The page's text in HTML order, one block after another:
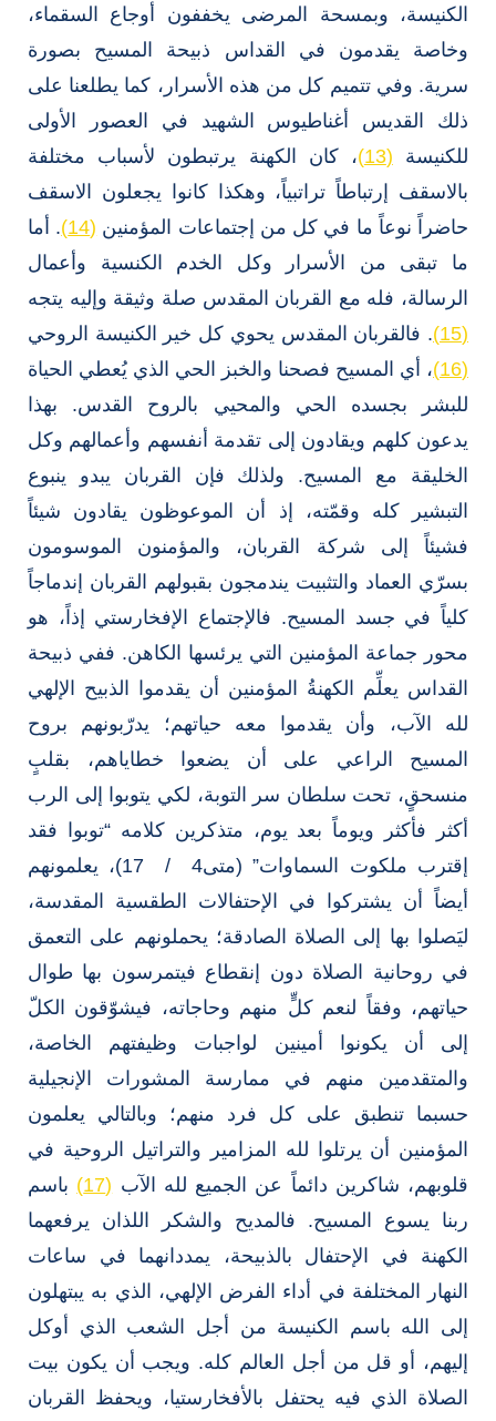
الكنيسة، وبمسحة المرضى يخففون أوجاع السقماء،
وخاصة يقدمون في القداس ذبيحة المسيح بصورة
سرية. وفي تتميم كل من هذه الأسرار، كما يطلعنا على
ذلك القديس أغناطيوس الشهيد في العصور الأولى
للكنيسة (13)
، كان الكهنة يرتبطون لأسباب مختلفة
بالاسقف إرتباطاً تراتبياً، وهكذا كانوا يجعلون الاسقف
حاضراً نوعاً ما في كل من إجتماعات المؤمنين (14)
. أما
ما تبقى من الأسرار وكل الخدم الكنسية وأعمال
الرسالة، فله مع القربان المقدس صلة وثيقة وإليه يتجه
(15)
. فالقربان المقدس يحوي كل خير الكنيسة الروحي
(16)
، أي المسيح فصحنا والخبز الحي الذي يُعطي الحياة
للبشر بجسده الحي والمحيي بالروح القدس. بهذا
يدعون كلهم ويقادون إلى تقدمة أنفسهم وأعمالهم وكل
الخليقة مع المسيح. ولذلك فإن القربان يبدو ينبوع
التبشير كله وقمّته، إذ أن الموعوظون يقادون شيئاً
فشيئاً إلى شركة القربان، والمؤمنون الموسومون
بسرّي العماد والتثبيت يندمجون بقبولهم القربان إندماجاً
كلياً في جسد المسيح. فالإجتماع الإفخارستي إذاً، هو
محور جماعة المؤمنين التي يرئسها الكاهن. ففي ذبيحة
القداس يعلِّم الكهنةُ المؤمنين أن يقدموا الذبيح الإلهي
لله الآب، وأن يقدموا معه حياتهم؛ يدرّبونهم بروح
المسيح الراعي على أن يضعوا خطاياهم، بقلبٍ
منسحقٍ، تحت سلطان سر التوبة، لكي يتوبوا إلى الرب
أكثر فأكثر ويوماً بعد يوم، متذكرين كلامه “توبوا فقد
إقترب ملكوت السماوات” (متى4 / 17)، يعلمونهم
أيضاً أن يشتركوا في الإحتفالات الطقسية المقدسة،
ليَصلوا بها إلى الصلاة الصادقة؛ يحملونهم على التعمق
في روحانية الصلاة دون إنقطاع فيتمرسون بها طوال
حياتهم، وفقاً لنعم كلٍّ منهم وحاجاته، فيشوّقون الكلّ
إلى أن يكونوا أمينين لواجبات وظيفتهم الخاصة،
والمتقدمين منهم في ممارسة المشورات الإنجيلية
حسبما تنطبق على كل فرد منهم؛ وبالتالي يعلمون
المؤمنين أن يرتلوا لله المزامير والتراتيل الروحية في
قلوبهم، شاكرين دائماً عن الجميع لله الآب (17)
باسم
ربنا يسوع المسيح. فالمديح والشكر اللذان يرفعهما
الكهنة في الإحتفال بالذبيحة، يمددانهما في ساعات
النهار المختلفة في أداء الفرض الإلهي، الذي به يبتهلون
إلى الله باسم الكنيسة من أجل الشعب الذي أوكل
إليهم، أو قل من أجل العالم كله. ويجب أن يكون بيت
الصلاة الذي فيه يحتفل بالأفخارستيا، ويحفظ القربان